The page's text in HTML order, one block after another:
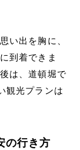
い出を胸に、
到着できま
は、道頓堀で
観光プランは
の行き方